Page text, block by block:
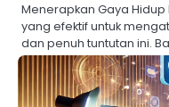
Menerapkan Gaya
yang efektif untuk
dan penuh tuntutan ini.